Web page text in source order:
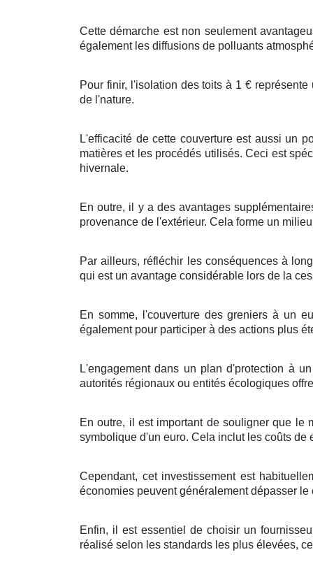
Cettedémarche est non seulement
également les diffusions de polluants
Pour finir, l'isolation destoits à 1 €représente
de l'nature.
L'efficacité de cette couvertureest aussi un
matières et les procédés utilisés. Ceci est
hivernale.
En outre, il y a desavantages
provenance de l'extérieur. Cela forme un milieu
Par ailleurs, réfléchir les conséquencesà
qui est un avantage considérable lors de la
En somme, l'couverturedesgreniers à un
égalementpour participer à des actions plus
L'engagementdans un plan d'protection à un
autorités régionaux ou entités écologiques
En outre, il est importantde soulignerque le
symbolique d'un euro. Cela inclutles coûts de
Cependant, cet investissementest
économies peuventgénéralement dépasser le
Enfin, il est essentiel de choisirun
réalisé selon les standards les plus élevées,